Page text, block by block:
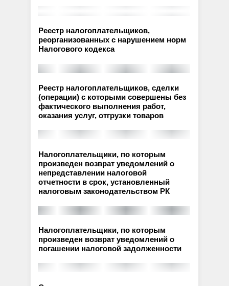
Реестр налогоплательщиков,
реорганизованных с нарушением норм
Налогового кодекса
Реестр налогоплательщиков, сделки
(операции) с которыми совершены без
фактического выполнения работ,
оказания услуг, отгрузки товаров
Налогоплательщики, по которым
произведен возврат уведомлений о
непредставлении налоговой
отчетности в срок, установленный
налоговым законодательством РК
Налогоплательщики, по которым
произведен возврат уведомлений о
погашении налоговой задолженности